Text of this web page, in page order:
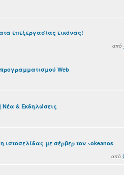
επεξεργασίας εικόνας!
από
Web
& Εκδηλώσεις
ιστοσελίδας με σέρβερ τον ~okeanos
από